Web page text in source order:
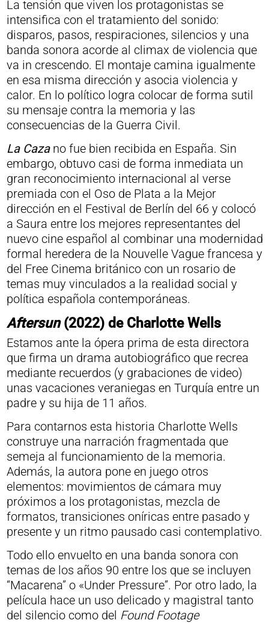
La tensión que viven los protagonistas se
intensifica con el tratamiento del sonido:
disparos, pasos, respiraciones, silencios y una
banda sonora acorde al climax de violencia que
va in crescendo. El montaje camina igualmente
en esa misma dirección y asocia violencia y
calor. En lo político logra colocar de forma sutil
su mensaje contra la memoria y las
consecuencias de la Guerra Civil.
La Cazano fue bien recibida en España. Sin
embargo, obtuvo casi de forma inmediata un
gran reconocimiento internacional al verse
premiada con el Oso de Plata a la Mejor
dirección en el Festival de Berlín del 66 y colocó
a Saura entre los mejores representantes del
nuevo cine español al combinar una modernidad
formal heredera de la Nouvelle Vague francesa y
del Free Cinema británico con un rosario de
temas muy vinculados a la realidad social y
política española contemporáneas.
Aftersun(2022) de Charlotte Wells
Estamos ante la ópera prima de esta directora
que firma un drama autobiográfico que recrea
mediante recuerdos (y grabaciones de video)
unas vacaciones veraniegas en Turquía entre un
padre y su hija de 11 años.
Para contarnos esta historia Charlotte Wells
construye una narración fragmentada que
semeja al funcionamiento de la memoria.
Además, la autora pone en juego otros
elementos: movimientos de cámara muy
próximos a los protagonistas, mezcla de
formatos, transiciones oníricas entre pasado y
presente y un ritmo pausado casi contemplativo.
Todo ello envuelto en una banda sonora con
temas de los años 90 entre los que se incluyen
“Macarena” o «Under Pressure”. Por otro lado, la
película hace un uso delicado y magistral tanto
del silencio como del Found Footage